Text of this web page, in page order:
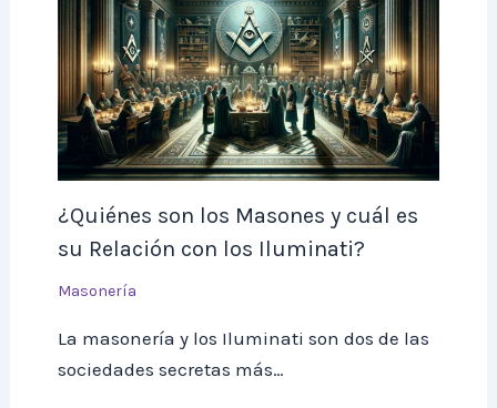
¿Quiénes son los Masones y cuál es
su Relación con los Iluminati?
Masonería
La masonería y los Iluminati son dos de las
sociedades secretas más…